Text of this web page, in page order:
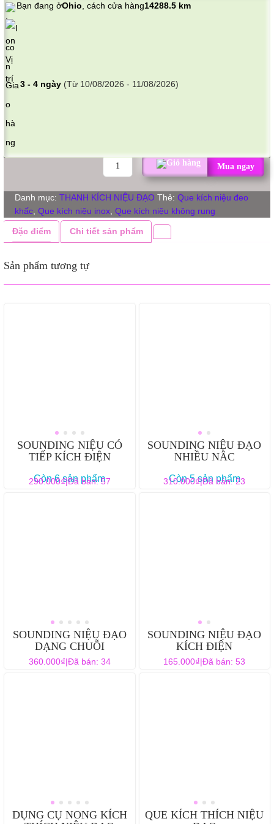
Bạn đang ởOhio, cách cửa hàng14288.5 km
3 - 4 ngày (Từ 10/08/2026 - 11/08/2026)
THANH
TIỂU
INOX
NHIỀU
Mua ngay
Danh mục: THANH KÍCH NIỆU ĐẠO Thẻ: Que kích niệu đeo
khấc Que kích niệu inox Que kích niệu không rung
Đặc điểm Chi tiết sản phẩm
Sản phẩm tương tự
SOUNDING NIỆU CÓ
TIẾP KÍCH ĐIỆN
Còn 6 sản phẩm
290.000₫|Đã bán: 57
SOUNDING NIỆU ĐẠO
NHIỀU NÂC
Còn 5 sản phẩm
310.000₫|Đã bán: 23
SOUNDING NIỆU ĐẠO
DẠNG CHUỖI
360.000₫ Đã bán: 34
SOUNDING NIỆU ĐẠO
KÍCH ĐIỆN
165.000₫ |Đã bán: 53
DỤNG CỤ NONG KÍCH
QUE KÍCH THÍCH NIỆU